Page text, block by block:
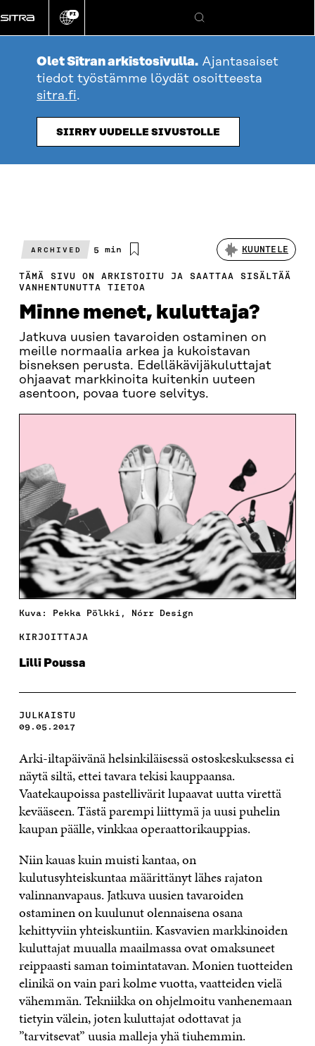
suoraan
sisältöön
Vaihda
kieli
FI
Hae
Olet Sitran arkistosivulla. Ajantasaiset
tiedot työstämme löydät osoitteesta
sitra.fi.
SIIRRY UUDELLE SIVUSTOLLE
ARCHIVED
Arvioitu
5 min KUUNTELE
TÄMÄ SIVU ON ARKISTOITU JA SAATTAA SISÄLTÄÄ
VANHENTUNUTTA TIETOA
Minne menet, kuluttaja?
Jatkuva uusien tavaroiden ostaminen on
meille normaalia arkea ja kukoistavan
bisneksen perusta. Edelläkävijäkuluttajat
ohjaavat markkinoita kuitenkin uuteen
asentoon, povaa tuore selvitys.
Kuva: Pekka Pölkki, Nórr Design
KIRJOITTAJA
Lilli Poussa
JULKAISTU
09.05.2017
Arki-iltapäivänä helsinkiläisessä ostoskeskuksessa ei
näytä siltä, ettei tavara tekisi kauppaansa.
Vaatekaupoissa pastellivärit lupaavat uutta virettä
kevääseen. Tästä parempi liittymä ja uusi puhelin
kaupan päälle, vinkkaa operaattorikauppias.
Niin kauas kuin muisti kantaa, on
kulutusyhteiskuntaa määrittänyt lähes rajaton
valinnanvapaus. Jatkuva uusien tavaroiden
ostaminen on kuulunut olennaisena osana
kehittyviin yhteiskuntiin. Kasvavien markkinoiden
kuluttajat muualla maailmassa ovat omaksuneet
reippaasti saman toimintatavan. Monien tuotteiden
elinikä on vain pari kolme vuotta, vaatteiden vielä
vähemmän. Tekniikka on ohjelmoitu vanhenemaan
tietyin välein, joten kuluttajat odottavat ja
”tarvitsevat” uusia malleja yhä tiuhemmin.